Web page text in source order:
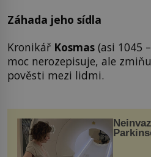
Záhada jeho sídla
Kronikář Kosmas (asi 1045
moc nerozepisuje, ale
pověsti mezi lidmi.